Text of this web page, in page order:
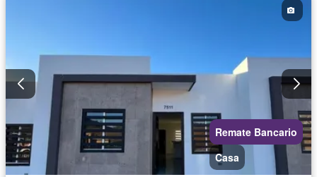
Remate Bancario
Casa